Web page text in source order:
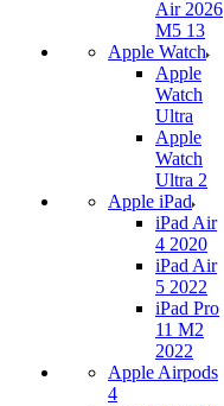
Air 2026
M5 13
Apple Watch
Apple
Watch
Ultra
Apple
Watch
Ultra 2
Apple iPad
iPad Air
4 2020
iPad Air
5 2022
iPad Pro
11 M2
2022
Apple Airpods
4